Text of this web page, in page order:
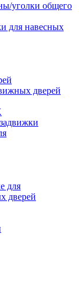
уголки общего
для навесных
дверей
для
дверей